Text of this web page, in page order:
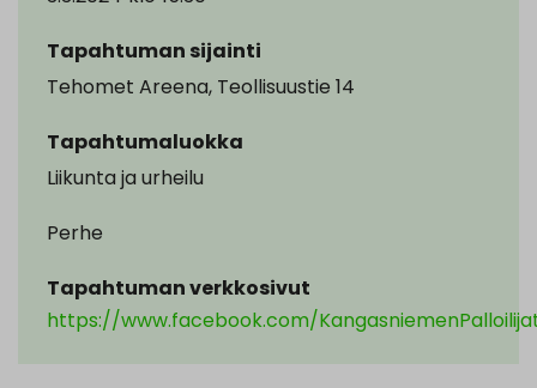
Tapahtuman sijainti
Tehomet Areena, Teollisuustie 14
Tapahtumaluokka
Liikunta ja urheilu
Perhe
Tapahtuman verkkosivut
https://www.facebook.com/